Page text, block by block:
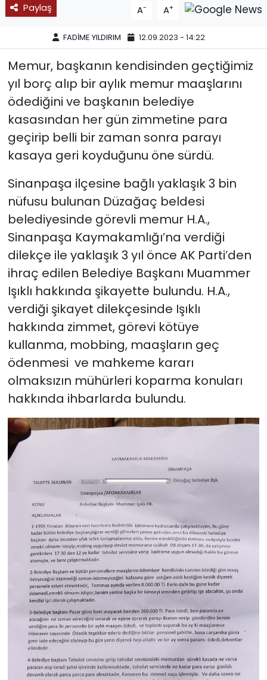
Paylaş A- A+
FADİME YILDIRIM 12.09.2023 - 14:22
Memur, başkanın kendisinden geçtiğimiz
yıl borç alıp bir aylık memur maaşlarını
ödediğini ve başkanın belediye
kasasından her gün zimmetine para
geçirip belli bir zaman sonra parayı
kasaya geri koyduğunu öne sürdü.
Sinanpaşa ilçesine bağlı yaklaşık 3 bin
nüfusu bulunan Düzağaç beldesi
belediyesinde görevli memur H.A.,
Sinanpaşa Kaymakamlığı’na verdiği
dilekçe ile yaklaşık 3 yıl önce AK Parti’den
ihraç edilen Belediye Başkanı Muammer
Işıklı hakkında şikayette bulundu. H.A.,
verdiği şikayet dilekçesinde Işıklı
hakkında zimmet, görevi kötüye
kullanma, mobbing, maaşların geç
ödenmesi ve mahkeme kararı
olmaksızın mühürleri koparma konuları
hakkında ihbarlarda bulundu.